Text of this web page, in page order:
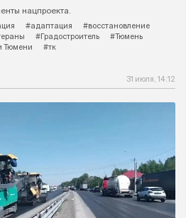
нацпроекта.
#адаптация
#восстановление
#Градостроитель
#Тюмень
Тюмени #тк
31 июля, 14:12